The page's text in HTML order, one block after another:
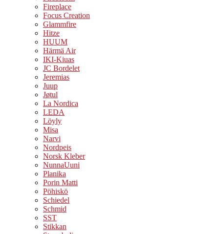
Fireplace
Focus Creation
Glammfire
Hitze
HUUM
Härmä Air
IKI-Kiuas
JC Bordelet
Jeremias
Juup
Jøtul
La Nordica
LEDA
Löyly
Misa
Narvi
Nordpeis
Norsk Kleber
NunnaUuni
Planika
Porin Matti
Pöhiskö
Schiedel
Schmid
SST
Stikkan